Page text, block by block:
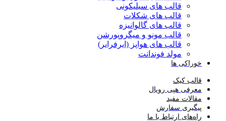
قالب های سیلیکونی
قالب های شکلات
قالب های گالوانیزه
قالب مونو و میگروپورشن
قالب های هواپز (ایرفرایر)
مولد فوندانت
خوراکی ها
قالب کیک
معرفی هپی رویال
مقالات مفید
پیگیری سفارش
راه‌های ارتباط با ما